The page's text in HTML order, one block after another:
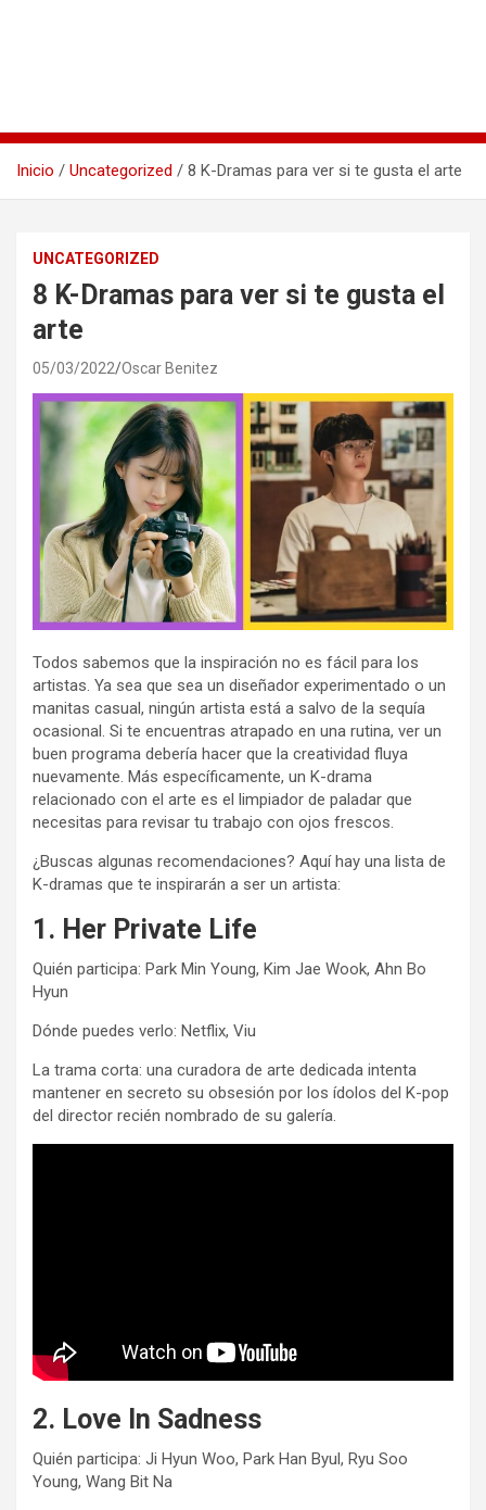
Inicio Uncategorized 8 K-Dramas para ver si te gusta el arte
UNCATEGORIZED
8 K-Dramas para ver si te gusta el
arte
05/03/2022 Oscar Benitez
Todos sabemos que la inspiración no es fácil para los
artistas. Ya sea que sea un diseñador experimentado o un
manitas casual, ningún artista está a salvo de la sequía
ocasional. Si te encuentras atrapado en una rutina, ver un
buen programa debería hacer que la creatividad fluya
nuevamente. Más específicamente, un K-drama
relacionado con el arte es el limpiador de paladar que
necesitas para revisar tu trabajo con ojos frescos.
¿Buscas algunas recomendaciones? Aquí hay una lista de
K-dramas que te inspirarán a ser un artista:
1. Her Private Life
Quién participa: Park Min Young, Kim Jae Wook, Ahn Bo
Hyun
Dónde puedes verlo: Netflix, Viu
La trama corta: una curadora de arte dedicada intenta
mantener en secreto su obsesión por los ídolos del K-pop
del director recién nombrado de su galería.
2. Love In Sadness
Quién participa: Ji Hyun Woo, Park Han Byul, Ryu Soo
Young, Wang Bit Na